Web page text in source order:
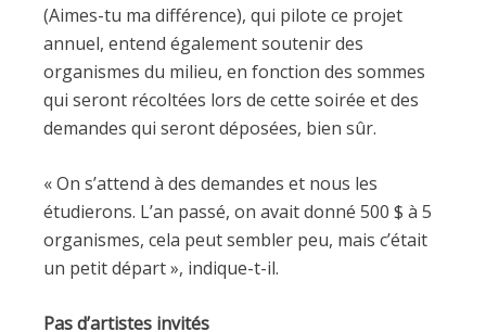
(Aimes-tu ma différence), qui pilote ce projet
annuel, entend également soutenir des
organismes du milieu, en fonction des sommes
qui seront récoltées lors de cette soirée et des
demandes qui seront déposées, bien sûr.
« On s’attend à des demandes et nous les
étudierons. L’an passé, on avait donné 500 $ à 5
organismes, cela peut sembler peu, mais c’était
un petit départ », indique-t-il.
Pas d’artistes invités